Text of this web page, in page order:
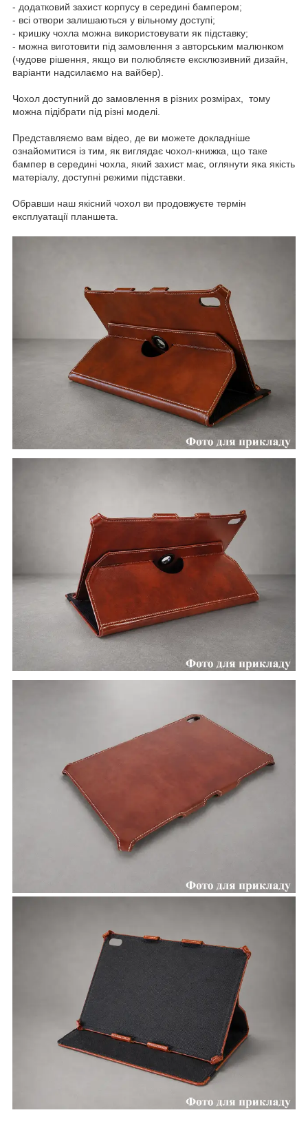
- додатковий захист корпусу в середині бампером;
- всі отвори залишаються у вільному доступі;
- кришку чохла можна використовувати як підставку;
- можна виготовити під замовлення з авторським малюнком
(чудове рішення, якщо ви полюбляєте ексклюзивний дизайн,
варіанти надсилаємо на вайбер).
Чохол доступний до замовлення в різних розмірах, тому
можна підібрати під різні моделі.
Представляємо вам відео, де ви можете докладніше
ознайомитися із тим, як виглядає чохол-книжка, що таке
бампер в середині чохла, який захист має, оглянути яка якість
матеріалу, доступні режими підставки.
Обравши наш якісний чохол ви продовжуєте термін
експлуатації планшета.